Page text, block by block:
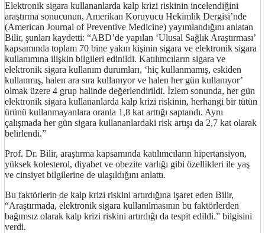
Elektronik sigara kullananlarda kalp krizi riskinin incelendiğini
araştırma sonucunun, Amerikan Koruyucu Hekimlik Dergisi’nde
(American Journal of Preventive Medicine) yayımlandığını anlatan
Bilir, şunları kaydetti: “ABD’de yapılan ‘Ulusal Sağlık Araştırması’
kapsamında toplam 70 bine yakın kişinin sigara ve elektronik sigara
kullanımına ilişkin bilgileri edinildi. Katılımcıların sigara ve
elektronik sigara kullanım durumları, ‘hiç kullanmamış, eskiden
kullanmış, halen ara sıra kullanıyor ve halen her gün kullanıyor’
olmak üzere 4 grup halinde değerlendirildi. İzlem sonunda, her gün
elektronik sigara kullananlarda kalp krizi riskinin, herhangi bir tütün
ürünü kullanmayanlara oranla 1,8 kat arttığı saptandı. Aynı
çalışmada her gün sigara kullananlardaki risk artışı da 2,7 kat olarak
belirlendi.”
Prof. Dr. Bilir, araştırma kapsamında katılımcıların hipertansiyon,
yüksek kolesterol, diyabet ve obezite varlığı gibi özellikleri ile yaş
ve cinsiyet bilgilerine de ulaşıldığını anlattı.
Bu faktörlerin de kalp krizi riskini artırdığına işaret eden Bilir,
“Araştırmada, elektronik sigara kullanılmasının bu faktörlerden
bağımsız olarak kalp krizi riskini artırdığı da tespit edildi.” bilgisini
verdi.